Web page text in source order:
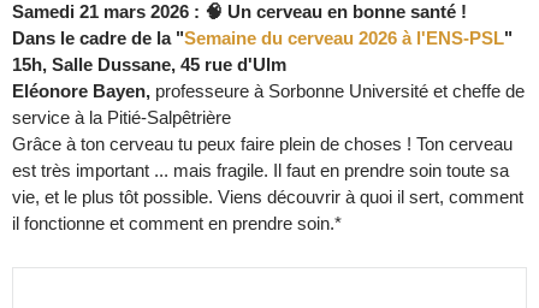
Samedi 21 mars 2026 : 🧠 Un cerveau en bonne santé !
Dans le cadre de la "Semaine du cerveau 2026 à l'ENS-PSL"
15h, Salle Dussane, 45 rue d'Ulm
Eléonore Bayen, professeure à Sorbonne Université et cheffe de
service à la Pitié-Salpêtrière
Grâce à ton cerveau tu peux faire plein de choses ! Ton cerveau
est très important ... mais fragile. Il faut en prendre soin toute sa
vie, et le plus tôt possible. Viens découvrir à quoi il sert, comment
il fonctionne et comment en prendre soin.*